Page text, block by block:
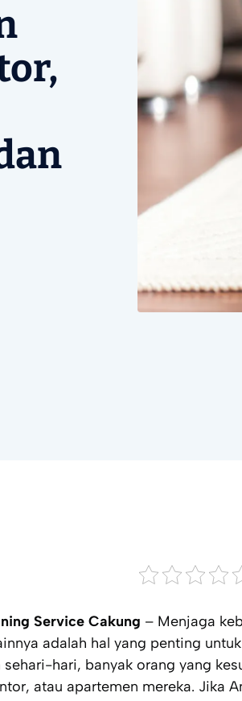
Service Cakung – Menjaga
adalah hal yang penting
sehari-hari, banyak orang yang
atau apartemen mereka. Jika